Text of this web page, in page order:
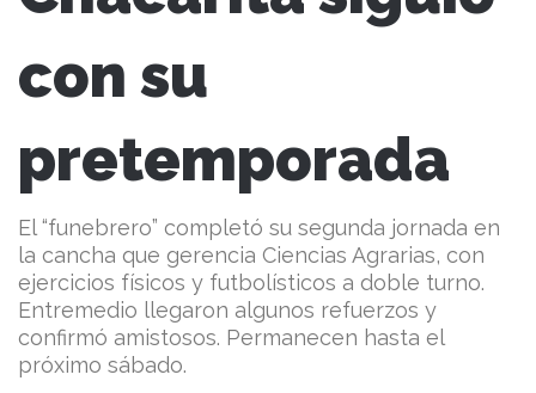
con su
pretemporada
El “funebrero” completó su segunda jornada en
la cancha que gerencia Ciencias Agrarias, con
ejercicios físicos y futbolísticos a doble turno.
Entremedio llegaron algunos refuerzos y
confirmó amistosos. Permanecen hasta el
próximo sábado.